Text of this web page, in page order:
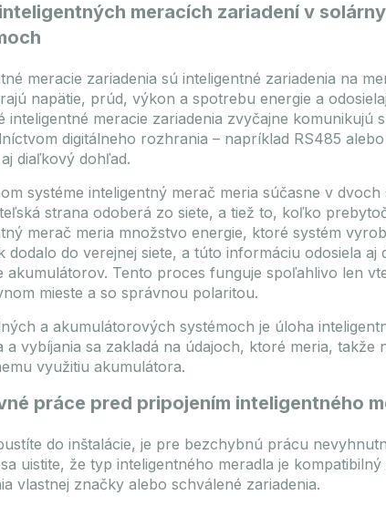
meracích zariadení v
meracie zariadenia sú inteligentné zariadenia na
napätie, prúd, výkon a spotrebu energie a
inteligentné meracie zariadenia zvyčajne komunikujú
digitálneho rozhrania – napríklad RS485
diaľkový dohľad.
systéme inteligentný merač meria súčasne v
strana odoberá zo siete, a tiež to, koľko
merač meria množstvo energie, ktoré systém
dodalo do verejnej siete, a túto informáciu odosiela
akumulátorov. Tento proces funguje spoľahlivo len
mieste a so správnou polaritou.
a akumulátorových systémoch je úloha
a vybíjania sa zakladá na údajoch, ktoré meria, takže
využitiu akumulátora.
práce pred pripojením inteligentného
do inštalácie, je pre bezchybnú prácu
uistite, že typ inteligentného meradla je
vlastnej značky alebo schválené zariadenia.
575Wp TWMND-
N-type Bifacial silver
SOL-TWS-TWMND-72HD-575W
TWMND-72HD-575
31.5 kg
2279x1135x36 mm
147 Kus
/ Prihlásenie
aby ste mohli zobraziť
Enerack FLAT10 EPDM
Model
Hmotnosť balenia
Rozmery balíka
Budapest: 1781 Balík
Registrácia /
Prihláste sa, aby ste mohli
ceny!